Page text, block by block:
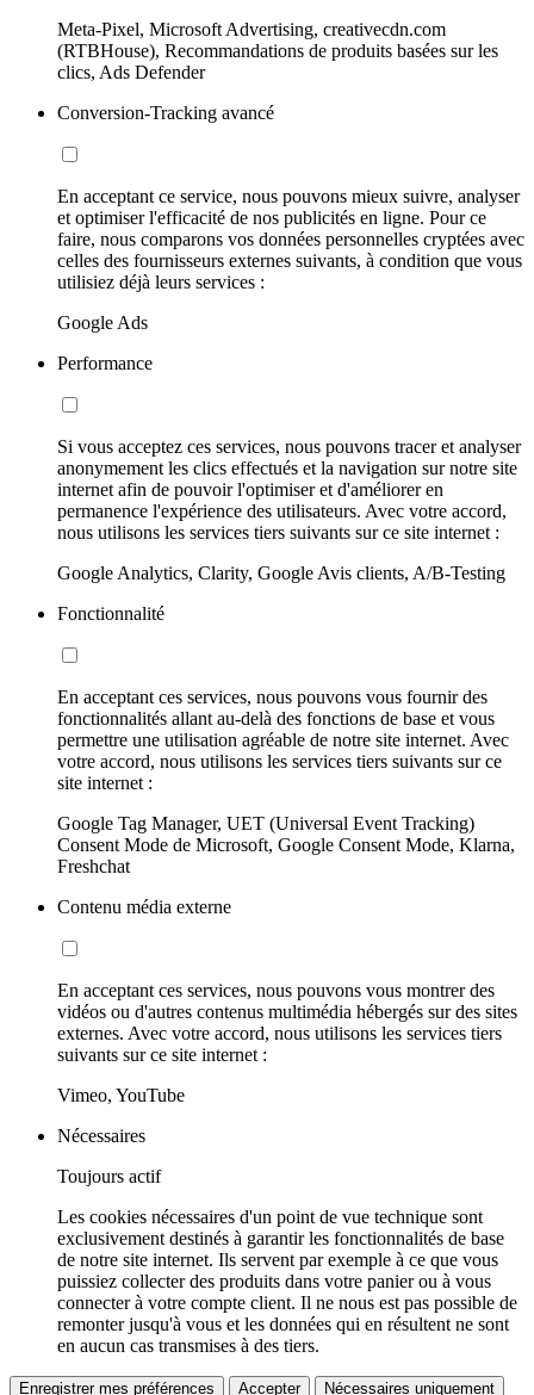
Meta-Pixel, Microsoft Advertising, creativecdn.com
(RTBHouse), Recommandations de produits basées sur les
clics, Ads Defender
Conversion-Tracking avancé
En acceptant ce service, nous pouvons mieux suivre, analyser
et optimiser l'efficacité de nos publicités en ligne. Pour ce
faire, nous comparons vos données personnelles cryptées avec
celles des fournisseurs externes suivants, à condition que vous
utilisiez déjà leurs services :
Google Ads
Performance
Si vous acceptez ces services, nous pouvons tracer et analyser
anonymement les clics effectués et la navigation sur notre site
internet afin de pouvoir l'optimiser et d'améliorer en
permanence l'expérience des utilisateurs. Avec votre accord,
nous utilisons les services tiers suivants sur ce site internet :
Google Analytics, Clarity, Google Avis clients, A/B-Testing
Fonctionnalité
En acceptant ces services, nous pouvons vous fournir des
fonctionnalités allant au-delà des fonctions de base et vous
permettre une utilisation agréable de notre site internet. Avec
votre accord, nous utilisons les services tiers suivants sur ce
site internet :
Google Tag Manager, UET (Universal Event Tracking)
Consent Mode de Microsoft, Google Consent Mode, Klarna,
Freshchat
Contenu média externe
En acceptant ces services, nous pouvons vous montrer des
vidéos ou d'autres contenus multimédia hébergés sur des sites
externes. Avec votre accord, nous utilisons les services tiers
suivants sur ce site internet :
Vimeo, YouTube
Nécessaires
Toujours actif
Les cookies nécessaires d'un point de vue technique sont
exclusivement destinés à garantir les fonctionnalités de base
de notre site internet. Ils servent par exemple à ce que vous
puissiez collecter des produits dans votre panier ou à vous
connecter à votre compte client. Il ne nous est pas possible de
remonter jusqu'à vous et les données qui en résultent ne sont
en aucun cas transmises à des tiers.
Enregistrer mes préférences Accepter Nécessaires uniquement